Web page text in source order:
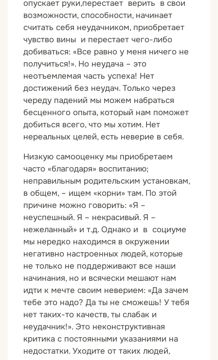
опускает руки,перестает верить в свои
возможности, способности, начинает
считать себя неудачником, приобретает
чувство вины и перестает чего-либо
добиваться: «Все равно у меня ничего не
получиться!». Но неудача – это
неотъемлемая часть успеха! Нет
достижений без неудач. Только через
череду падений мы можем набраться
бесценного опыта, который нам поможет
добиться всего, что мы хотим. Нет
нереальных целей, есть неверие в себя.
Низкую самооценку мы приобретаем
часто «благодаря» воспитанию;
неправильным родительским установкам,
в общем, – ищем «корни» там. По этой
причине можно говорить: «Я –
неуспешный. Я – некрасивый. Я –
нежеланный» и т.д. Однако и в социуме
мы нередко находимся в окружении
негативно настроенных людей, которые
не только не поддерживают все наши
начинания, но и всячески мешают нам
идти к мечте своим неверием: «Да зачем
тебе это надо? Да ты не сможешь! У тебя
нет таких-то качеств, ты слабак и
неудачник!». Это неконструктивная
критика с постоянными указаниями на
недостатки. Уходите от таких людей,